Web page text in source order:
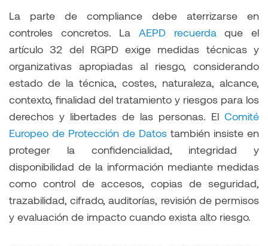
La parte de compliance debe aterrizarse en
controles concretos. La AEPD recuerdaque el
artículo 32 del RGPD exige medidas técnicas y
organizativas apropiadas al riesgo, considerando
estado de la técnica, costes, naturaleza, alcance,
contexto, finalidad del tratamiento y riesgos para los
derechos y libertades de las personas. El Comité
Europeo de Protección de Datos también insiste en
proteger la confidencialidad, integridad y
disponibilidad de la información mediante medidas
como control de accesos, copias de seguridad,
trazabilidad, cifrado, auditorías, revisión de permisos
y evaluación de impacto cuando exista alto riesgo.